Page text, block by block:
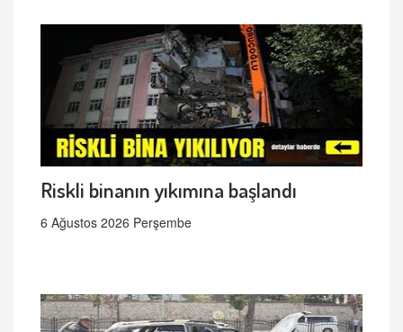
Riskli binanın yıkımına başlandı
6 Ağustos 2026 Perşembe